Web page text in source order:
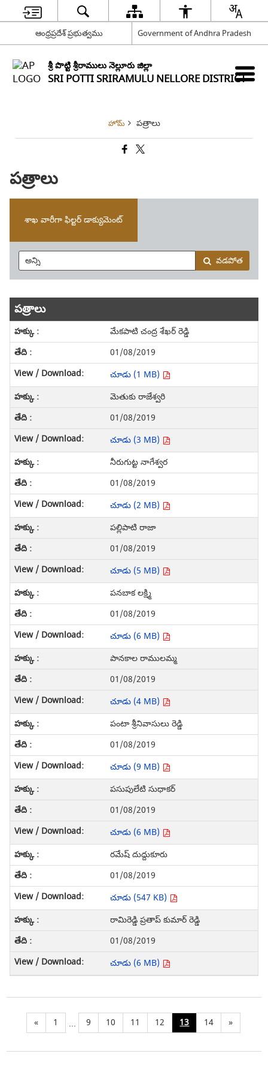
ఆంధ్రప్రదేశ్ ప్రభుత్వము Government of Andhra Pradesh
శ్రీ పొట్టి శ్రీరాములు నెల్లూరు జిల్లా
SRI POTTI SRIRAMULU NELLORE DISTRICT
హోమ్ పత్రాలు
పత్రాలు
శాఖ వారీగా ఫిల్టర్ డాక్యుమెంట్
వడపోత
పత్రాలు
మేకపాటి చంద్ర శేఖర్ రెడ్డి
01/08/2019
చూడు (1 MB)
మెతుకు రాజేశ్వరి
01/08/2019
చూడు (3 MB)
నీరుగుట్ట నాగేశ్వర
01/08/2019
చూడు (2 MB)
పల్లిపాటి రాజా
01/08/2019
చూడు (5 MB)
పనబాక లక్ష్మి
01/08/2019
చూడు (6 MB)
పానకాల రాములమ్మ
01/08/2019
చూడు (4 MB)
పంటా శ్రీనివాసులు రెడ్డి
01/08/2019
చూడు (9 MB)
పసుపులేటి సుధాకర్
01/08/2019
చూడు (6 MB)
రమేష్ దుద్దుకూరు
01/08/2019
చూడు (547 KB)
రామిరెడ్డి ప్రతాప్ కుమార్ రెడ్డి
01/08/2019
చూడు (6 MB)
« 1 ... 9 10 11 12 13 14 »